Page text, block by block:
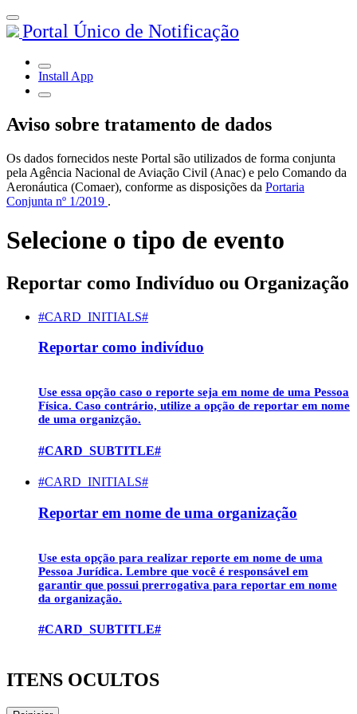
Portal Único de Notificação
Install App
Aviso sobre tratamento de dados
Os dados fornecidos neste Portal são utilizados de forma conjunta
pela Agência Nacional de Aviação Civil (Anac) e pelo Comando da
Aeronáutica (Comaer), conforme as disposições da Portaria
Conjunta nº 1/2019 .
Selecione o tipo de evento
Reportar como Indivíduo ou Organização
#CARD_INITIALS#
Reportar como indivíduo
Use essa opção caso o reporte seja em nome de uma Pessoa
Física. Caso contrário, utilize a opção de reportar em nome
de uma organizção.
#CARD_SUBTITLE#
#CARD_INITIALS#
Reportar em nome de uma organização
Use esta opção para realizar reporte em nome de uma
Pessoa Jurídica. Lembre que você é responsável em
garantir que possui prerrogativa para reportar em nome
da organização.
#CARD_SUBTITLE#
ITENS OCULTOS